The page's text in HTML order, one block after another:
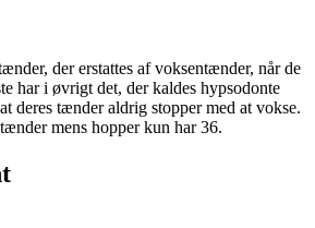
der erstattes af voksentænder, når de
har i øvrigt det, der kaldes hypsodonte
deres tænder aldrig stopper med at vokse.
mens hopper kun har 36.